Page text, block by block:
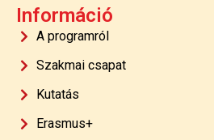
Információ
A programról
Szakmai csapat
Kutatás
Erasmus+